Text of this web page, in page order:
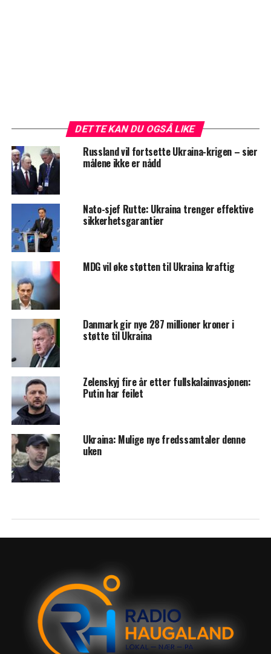
DETTE KAN DU OGSÅ LIKE
Russland vil fortsette Ukraina-krigen – sier
målene ikke er nådd
Nato-sjef Rutte: Ukraina trenger effektive
sikkerhetsgarantier
MDG vil øke støtten til Ukraina kraftig
Danmark gir nye 287 millioner kroner i
støtte til Ukraina
Zelenskyj fire år etter fullskalainvasjonen:
Putin har feilet
Ukraina: Mulige nye fredssamtaler denne
uken